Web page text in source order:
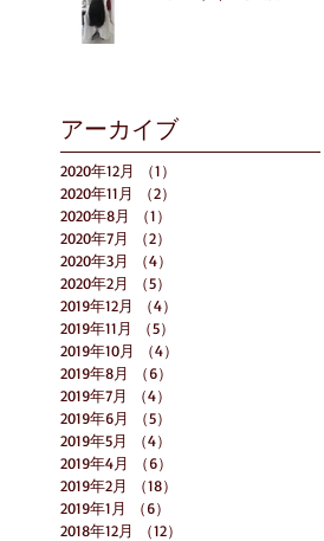
アーカイブ
2020年12月 （1）
2020年11月
（2）
2020年8月
（1）
2020年7月
（2）
2020年3月
（4）
2020年2月
（5）
2019年12月
（4）
2019年11月
（5）
2019年10月
（4）
2019年8月
（6）
2019年7月
（4）
2019年6月
（5）
2019年5月
（4）
2019年4月
（6）
2019年2月
（18）
2019年1月
（6）
2018年12月
（12）